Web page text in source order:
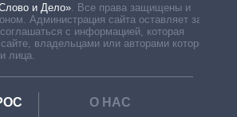
и Дело» Все права защищены и
Администрация сайта оставляет за
с информацией, которая
владельцами или авторами которой
лица.
О НАС